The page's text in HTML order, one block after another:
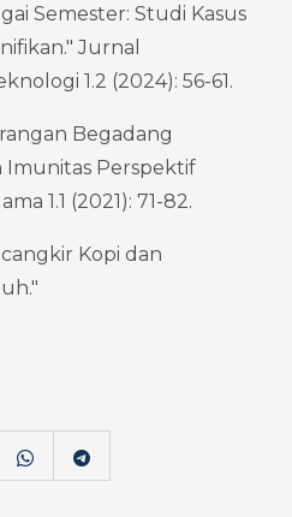
Semester: Studi Kasus
Jurnal
1.2 (2024): 56-61.
Begadang
Imunitas Perspektif
1.1 (2021): 71-82.
Kopi dan